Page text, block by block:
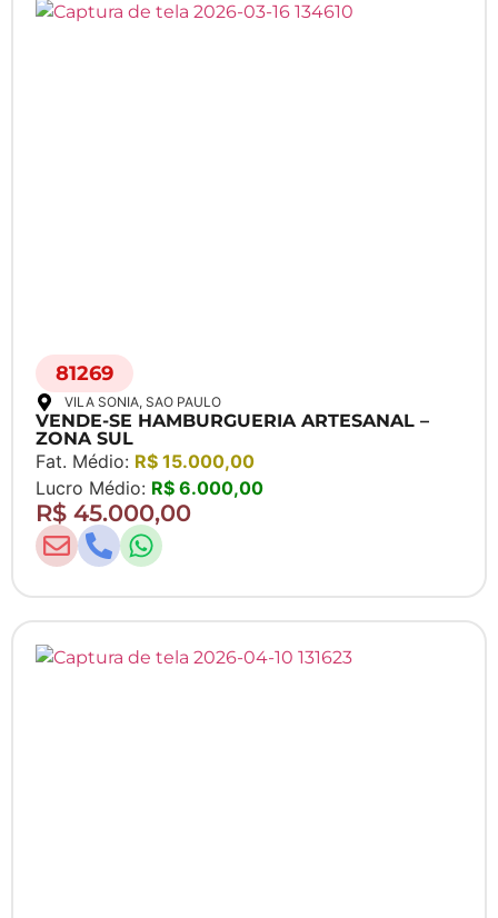
81269
VILA SONIA, SAO PAULO
VENDE-SE HAMBURGUERIA ARTESANAL –
ZONA SUL
Fat. Médio: R$ 15.000,00
Lucro Médio: R$ 6.000,00
R$ 45.000,00